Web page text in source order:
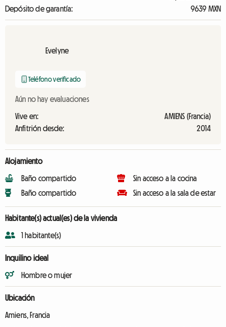
Depósito de garantía:
9639 MXN
Evelyne
Teléfono verificado
Aún no hay evaluaciones
Vive en:
AMIENS (Francia)
Anfitrión desde:
2014
Alojamiento
Baño compartido
Baño compartido
Sin acceso a la cocina
Sin acceso a la sala de estar
Habitante(s) actual(es) de la vivienda
1 habitante(s)
Inquilino ideal
Hombre o mujer
Ubicación
Amiens, Francia